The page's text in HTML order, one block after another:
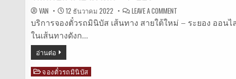
VAN 12 ธันวาคม 2022 LEAVE A COMMENTON
มิ
บริการจองตั๋วรถมินิบัส เส้นทาง สายใต้ใหม่ – ระยอง ออน
ในเส้นทางดังก…
อ่านต่อ
Posted
จองตั๋วรถมินิบัส